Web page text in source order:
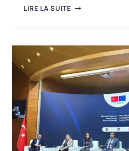
LIRE LA SUITELA
À
L’ACCRÉDITATION
TÜRKAK
POUR
LES
NORMES
BRCGS
ET
IFS